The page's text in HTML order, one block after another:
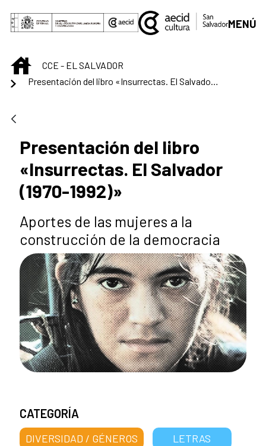
Saltar al contenido principal
MENÚ
INICIOCCE - EL SALVADOR
Presentación del libro
«Insurrectas. El Salvador
(1970-1992)»
Aportes de las mujeres a la
construcción de la democracia
CATEGORÍA
DIVERSIDAD / GÉNEROS LETRAS